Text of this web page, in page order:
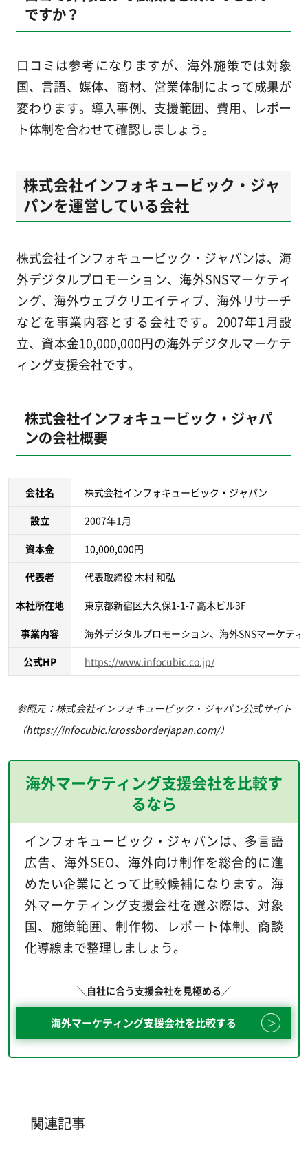
ですか？
口コミは参考になりますが、海外施策では対象
国、言語、媒体、商材、営業体制によって成果が
変わります。導入事例、支援範囲、費用、レポー
ト体制を合わせて確認しましょう。
株式会社インフォキュービック・ジャ
パンを運営している会社
株式会社インフォキュービック・ジャパンは、海
外デジタルプロモーション、海外SNSマーケティ
ング、海外ウェブクリエイティブ、海外リサーチ
などを事業内容とする会社です。2007年1月設
立、資本金10,000,000円の海外デジタルマーケテ
ィング支援会社です。
株式会社インフォキュービック・ジャパ
ンの会社概要
会社名 株式会社インフォキュービック・ジャパン
設立 2007年1月
資本金 10,000,000円
代表者 代表取締役 木村 和弘
本社所在地 東京都新宿区大久保1-1-7 高木ビル3F
事業内容 海外デジタルプロモーション、海外SNSマーケテ
公式HP https://www.infocubic.co.jp/
参照元：株式会社インフォキュービック・ジャパン公式サイト
（https://infocubic.icrossborderjapan.com/）
海外マーケティング支援会社を比較す
るなら
インフォキュービック・ジャパンは、多言語
広告、海外SEO、海外向け制作を総合的に進
めたい企業にとって比較候補になります。海
外マーケティング支援会社を選ぶ際は、対象
国、施策範囲、制作物、レポート体制、商談
化導線まで整理しましょう。
＼自社に合う支援会社を見極める／
海外マーケティング支援会社を比較する
関連記事